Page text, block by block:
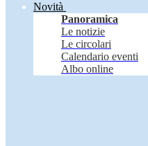
Novità
Panoramica
Le notizie
Le circolari
Calendario eventi
Albo online